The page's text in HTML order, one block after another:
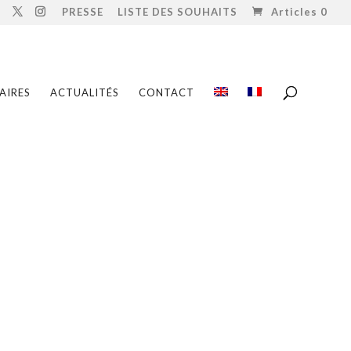
PRESSE LISTE DES SOUHAITS Articles 0
ACTUALITÉS CONTACT